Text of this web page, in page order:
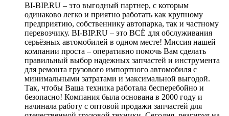
BI-BIP.RU – это выгодный партнер, с которым
одинаково легко и приятно работать как крупному
предприятию, собственнику автопарка, так и частному
перевозчику. BI-BIP.RU – это ВСЁ для обслуживания
серьёзных автомобилей в одном месте! Миссия нашей
компании проста – оперативно помочь Вам сделать
правильный выбор надежных запчастей и инструмента
для ремонта грузового импортного автомобиля с
минимальными затратами и максимальной выгодой.
Так, чтобы Ваша техника работала бесперебойно и
безопасно! Компания была основана в 2000 году и
начинала работу с оптовой продажи запчастей для